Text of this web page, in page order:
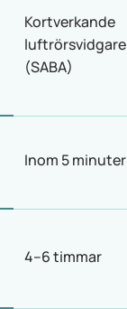
Kortverkande
luftrörsvidgare
(SABA)
Inom 5 minuter
4–6 timmar